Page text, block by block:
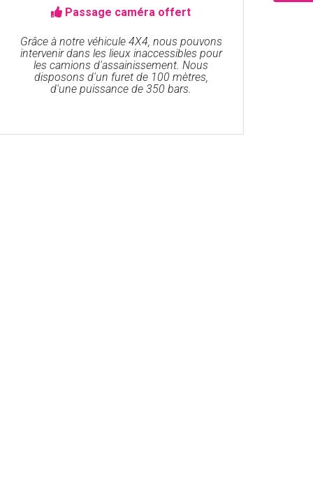
Passage caméra offert
Grâce à notre véhicule 4X4, nous pouvons
intervenir dans les lieux inaccessibles pour
les camions d'assainissement. Nous
disposons d'un furet de 100 mètres,
d'une puissance de 350 bars.